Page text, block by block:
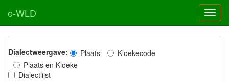
e-WLD
Dialectweergave: Plaats
Kloekecode
Plaats en Kloeke
Dialectlijst